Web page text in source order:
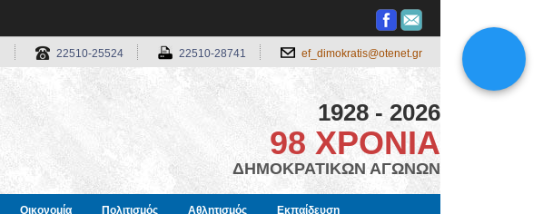
22510-25524 22510-28741 ef_dimokratis@otenet.gr
1928 - 2026
98 ΧΡΟΝΙΑ
ΔΗΜΟΚΡΑΤΙΚΩΝ ΑΓΩΝΩΝ
Οικονομία Πολιτισμός Αθλητισμός Εκπαίδευση